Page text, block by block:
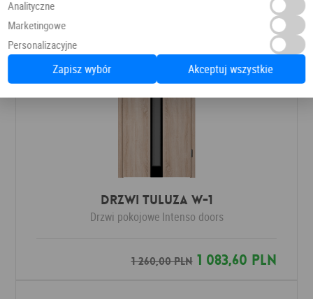
Drzwi Tuluza W-1
Drzwi pokojowe Intenso doors
1 260,00 PLN1 083,60 PLN
Analityczne
Marketingowe
Personalizacyjne
Zapisz wybór Akceptuj wszystkie